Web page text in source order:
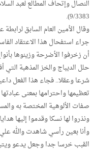
النصال وإتحاف المطالع لعبد
9/3383).
وقال الأمين العام السابق
جراء استفحال هذا الاعتقاد
أن زخرفوا الأضرحة وزينوها
حلل الديباج والخز المذهبة التي
شرعا وعقلا.. فجاء هذا الفعل
تعظيمها واحترامها بمعنى
صفات الألوهية المختصة به
ونذروا لها نسكا وقدموا إليها
وأنا بعين رأسي شاهدت والله
القبب خرسا جدا وجعل يدعو